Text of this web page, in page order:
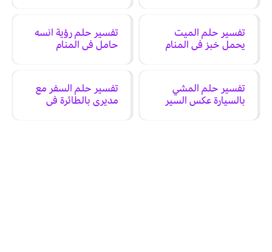
تفسير حلم الميت
يحمل خبز في المنام
تفسير حلم رؤية انسه
حامل في المنام
تفسير حلم المشي
بالسيارة عكس السير
تفسير حلم السفر مع
مديري بالطائرة في